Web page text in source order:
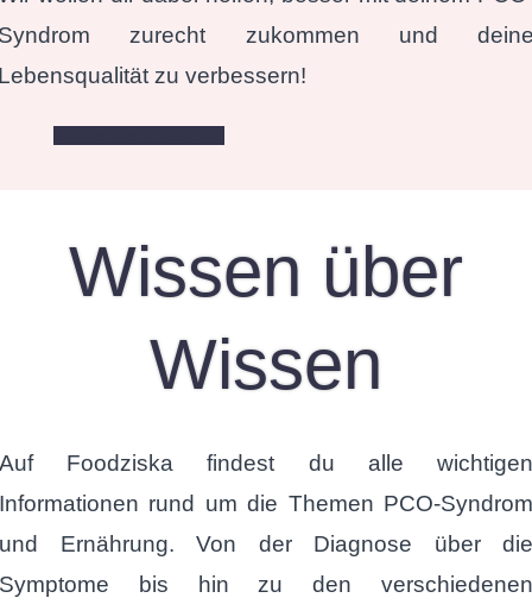
zurecht zukommen und
zu verbessern!
Wissen über
Wissen
Auf Foodziska findest du alle wichtigen
Informationen rund um die Themen PCO-Syndrom
und Ernährung. Von der Diagnose über die
Symptome bis hin zu den verschiedenen